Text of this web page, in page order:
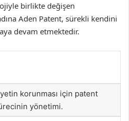
birlikte değişen
Aden Patent, sürekli kendini
devam etmektedir.
korunması için patent
yönetimi.